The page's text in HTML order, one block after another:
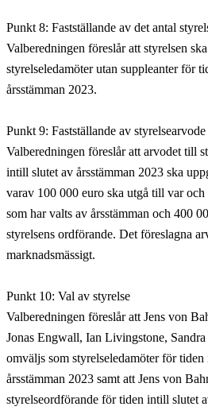
Punkt 8: Fastställande av det antal
Valberedningen föreslår att styrelsen
styrelseledamöter utan suppleanter för
årsstämman 2023.
Punkt 9: Fastställande av styrelsearvode
Valberedningen föreslår att arvodet till
intill slutet av årsstämman 2023 ska
varav 100 000 euro ska utgå till var och
som har valts av årsstämman och 400
styrelsens ordförande. Det föreslagna
marknadsmässigt.
Punkt 10: Val av styrelse
Valberedningen föreslår att Jens von
Jonas Engwall, Ian Livingstone,
omväljs som styrelseledamöter för
årsstämman 2023 samt att Jens von
styrelseordförande för tiden intill slutet